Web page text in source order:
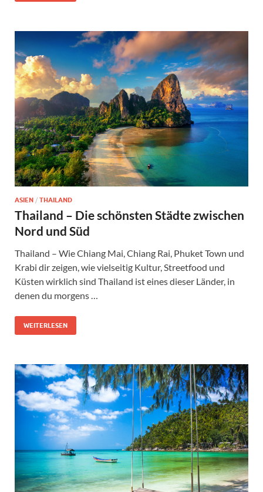
ASIEN / THAILAND
Thailand – Die schönsten Städte zwischen
Nord und Süd
Thailand – Wie Chiang Mai, Chiang Rai, Phuket Town und
Krabi dir zeigen, wie vielseitig Kultur, Streetfood und
Küsten wirklich sind Thailand ist eines dieser Länder, in
denen du morgens …
WEITERLESEN